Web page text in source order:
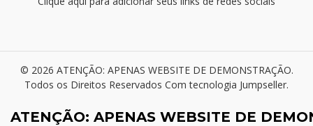
© 2026 ATENÇÃO: APENAS WEBSITE DE DEMONSTRAÇÃO.
Todos os Direitos Reservados Com tecnologia Jumpseller.
ATENÇÃO: APENAS WEBSITE DE